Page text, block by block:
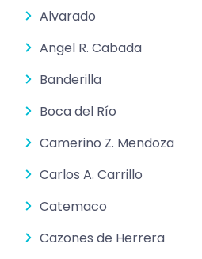
Alvarado
Angel R. Cabada
Banderilla
Boca del Río
Camerino Z. Mendoza
Carlos A. Carrillo
Catemaco
Cazones de Herrera